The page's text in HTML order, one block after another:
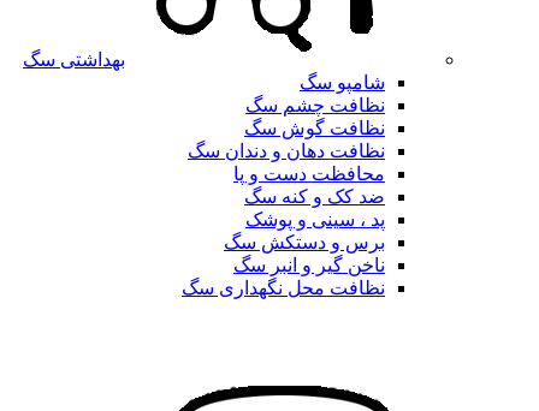
بهداشتی سگ
شامپو سگ
نظافت چشم سگ
نظافت گوش سگ
نظافت دهان و دندان سگ
محافظت دست و پا
ضد کک و کنه سگ
پد ، سینی و پوشک
برس و دستکش سگ
ناخن گیر و انبر سگ
نظافت محل نگهداری سگ